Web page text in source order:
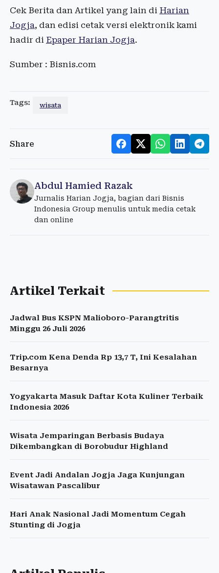
Cek Berita dan Artikel yang lain di Harian
Jogja, dan edisi cetak versi elektronik kami
hadir di Epaper Harian Jogja.
Sumber : Bisnis.com
Tags: wisata
Share
Abdul Hamied Razak
Jurnalis Harian Jogja, bagian dari Bisnis
Indonesia Group menulis untuk media cetak
dan online
Artikel Terkait
Jadwal Bus KSPN Malioboro-Parangtritis
Minggu 26 Juli 2026
Trip.com Kena Denda Rp 13,7 T, Ini Kesalahan
Besarnya
Yogyakarta Masuk Daftar Kota Kuliner Terbaik
Indonesia 2026
Wisata Jemparingan Berbasis Budaya
Dikembangkan di Borobudur Highland
Event Jadi Andalan Jogja Jaga Kunjungan
Wisatawan Pascalibur
Hari Anak Nasional Jadi Momentum Cegah
Stunting di Jogja